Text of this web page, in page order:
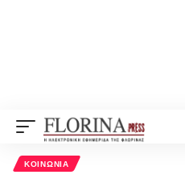
ΚΟΙΝΩΝΊΑ